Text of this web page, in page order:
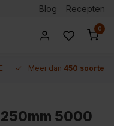
Blog Recepten
0
Meer dan 450 soorten
5000